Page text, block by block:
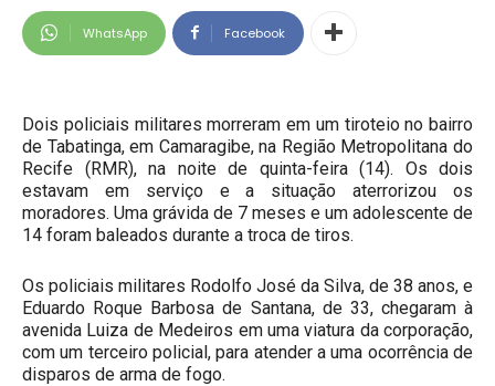
WhatsApp Facebook
Dois policiais militares morreram em um tiroteio no bairro
de Tabatinga, em Camaragibe, na Região Metropolitana do
Recife (RMR), na noite de quinta-feira (14). Os dois
estavam em serviço e a situação aterrorizou os
moradores. Uma grávida de 7 meses e um adolescente de
14 foram baleados durante a troca de tiros.
Os policiais militares Rodolfo José da Silva, de 38 anos, e
Eduardo Roque Barbosa de Santana, de 33, chegaram à
avenida Luiza de Medeiros em uma viatura da corporação,
com um terceiro policial, para atender a uma ocorrência de
disparos de arma de fogo.